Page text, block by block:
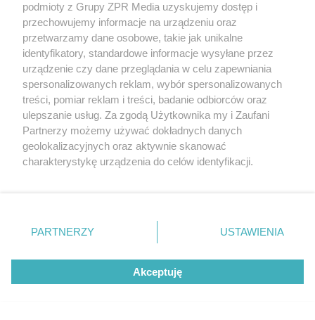
Daleko do pięciu porcji dziennie.
TEKST SPONSOROWANY
podmioty z Grupy ZPR Media uzyskujemy dostęp i
przechowujemy informacje na urządzeniu oraz
przetwarzamy dane osobowe, takie jak unikalne
identyfikatory, standardowe informacje wysyłane przez
urządzenie czy dane przeglądania w celu zapewniania
spersonalizowanych reklam, wybór spersonalizowanych
treści, pomiar reklam i treści, badanie odbiorców oraz
ulepszanie usług. Za zgodą Użytkownika my i Zaufani
Partnerzy możemy używać dokładnych danych
geolokalizacyjnych oraz aktywnie skanować
charakterystykę urządzenia do celów identyfikacji.
zmienić/wycofać klikając przycisk ustawień prywatności
znajdujący się w lewym dolnym rogu strony
rodzaje przetwarzania danych nie wymagają zgody
użytkownika, ale masz prawo sprzeciwić się takiemu
przetwarzaniu. Preferencje będą miały zastosowanie tylko
PARTNERZY USTAWIENIA
Akceptuję